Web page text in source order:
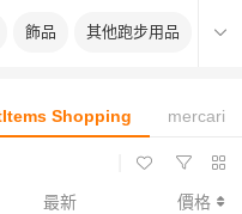
飾品 其他跑步用品
Shopping mercari
最新 價格